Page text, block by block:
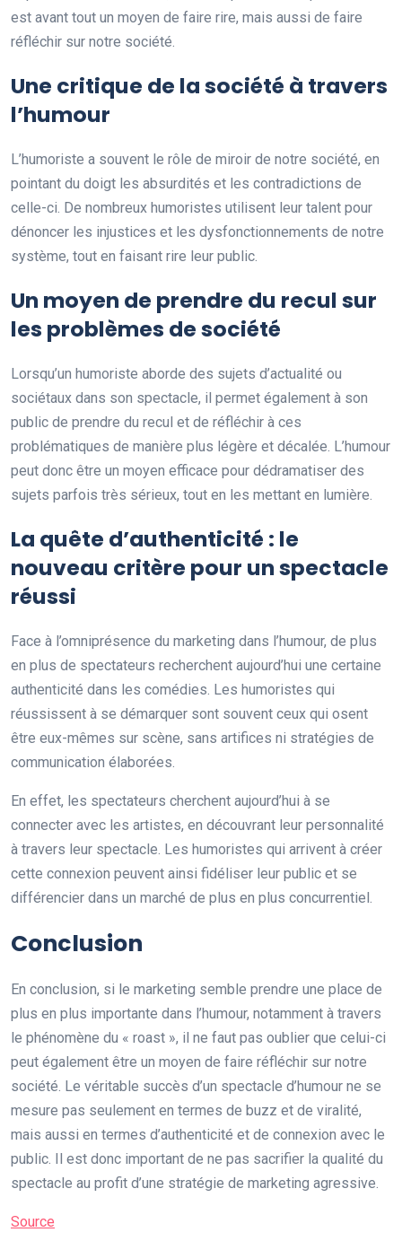
est avant tout un moyen de faire rire, mais aussi de faire
réfléchir sur notre société.
Une critique de la société à travers
l’humour
L’humoriste a souvent le rôle de miroir de notre société, en
pointant du doigt les absurdités et les contradictions de
celle-ci. De nombreux humoristes utilisent leur talent pour
dénoncer les injustices et les dysfonctionnements de notre
système, tout en faisant rire leur public.
Un moyen de prendre du recul sur
les problèmes de société
Lorsqu’un humoriste aborde des sujets d’actualité ou
sociétaux dans son spectacle, il permet également à son
public de prendre du recul et de réfléchir à ces
problématiques de manière plus légère et décalée. L’humour
peut donc être un moyen efficace pour dédramatiser des
sujets parfois très sérieux, tout en les mettant en lumière.
La quête d’authenticité : le
nouveau critère pour un spectacle
réussi
Face à l’omniprésence du marketing dans l’humour, de plus
en plus de spectateurs recherchent aujourd’hui une certaine
authenticité dans les comédies. Les humoristes qui
réussissent à se démarquer sont souvent ceux qui osent
être eux-mêmes sur scène, sans artifices ni stratégies de
communication élaborées.
En effet, les spectateurs cherchent aujourd’hui à se
connecter avec les artistes, en découvrant leur personnalité
à travers leur spectacle. Les humoristes qui arrivent à créer
cette connexion peuvent ainsi fidéliser leur public et se
différencier dans un marché de plus en plus concurrentiel.
Conclusion
En conclusion, si le marketing semble prendre une place de
plus en plus importante dans l’humour, notamment à travers
le phénomène du « roast », il ne faut pas oublier que celui-ci
peut également être un moyen de faire réfléchir sur notre
société. Le véritable succès d’un spectacle d’humour ne se
mesure pas seulement en termes de buzz et de viralité,
mais aussi en termes d’authenticité et de connexion avec le
public. Il est donc important de ne pas sacrifier la qualité du
spectacle au profit d’une stratégie de marketing agressive.
Source